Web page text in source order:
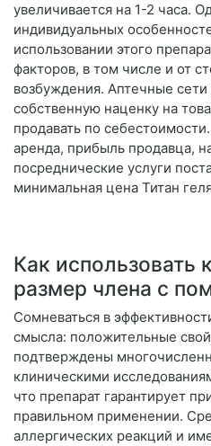
увеличивается на 1-2 часа.
индивидуальных
использовании этого
факторов, в том числе и от
возбуждения. Аптечные сети
собственную наценку на
продавать по
аренда, прибыль продавца,
посреднические услуги
минимальная цена Титан
Как использовать
размер члена с
Сомневаться в
смысла: положительные
подтверждены
клиническими
что препарат гарантирует
правильном применении.
аллергических реакций и